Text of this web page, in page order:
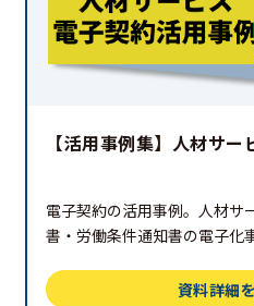
【活用事例集】人材サー
電子契約の活用事例。人材サ
書・労働条件通知書の電子化
資料詳細